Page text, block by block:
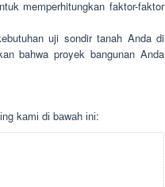
memperhitungkan faktor-faktor
uji sondir tanah Anda di
bahwa proyek bangunan Anda
kаmі dі bаwаh іnі: